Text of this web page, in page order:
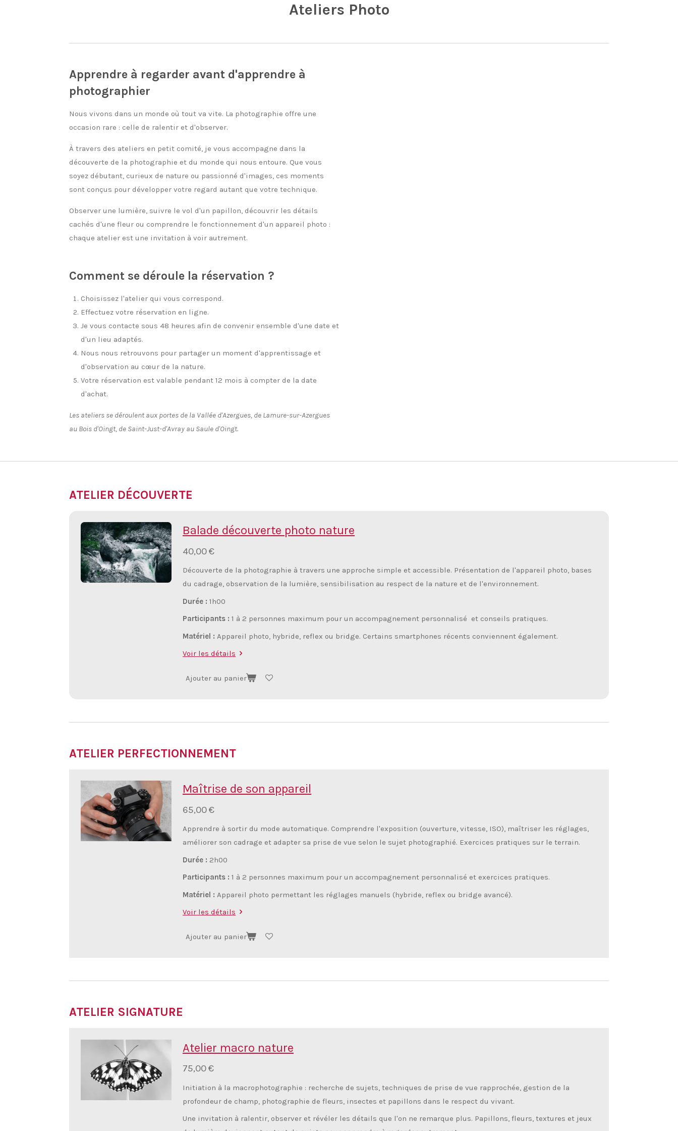
Ateliers Photo
Apprendre à regarder avant d'apprendre à
photographier
Nous vivons dans un monde où tout va vite. La photographie offre une
occasion rare : celle de ralentir et d'observer.
À travers des ateliers en petit comité, je vous accompagne dans la
découverte de la photographie et du monde qui nous entoure. Que vous
soyez débutant, curieux de nature ou passionné d'images, ces moments
sont conçus pour développer votre regard autant que votre technique.
Observer une lumière, suivre le vol d'un papillon, découvrir les détails
cachés d'une fleur ou comprendre le fonctionnement d'un appareil photo :
chaque atelier est une invitation à voir autrement.
Comment se déroule la réservation ?
Choisissez l'atelier qui vous correspond.
Effectuez votre réservation en ligne.
Je vous contacte sous 48 heures afin de convenir ensemble d'une date et
d'un lieu adaptés.
Nous nous retrouvons pour partager un moment d'apprentissage et
d'observation au cœur de la nature.
Votre réservation est valable pendant 12 mois à compter de la date
d'achat.
Les ateliers se déroulent aux portes de la Vallée d'Azergues, de Lamure-sur-Azergues
au Bois d'Oingt, de Saint-Just-d'Avray au Saule d'Oingt.
ATELIER DÉCOUVERTE
Balade découverte photo nature
40,00 €
Découverte de la photographie à travers une approche simple et accessible. Présentation de l'appareil photo, bases
du cadrage, observation de la lumière, sensibilisation au respect de la nature et de l'environnement.
Durée : 1h00
Participants : 1 à 2 personnes maximum pour un accompagnement personnalisé et conseils pratiques.
Matériel : Appareil photo, hybride, reflex ou bridge. Certains smartphones récents conviennent également.
Voir les détails
Ajouter au panier
ATELIER PERFECTIONNEMENT
Maîtrise de son appareil
65,00 €
Apprendre à sortir du mode automatique. Comprendre l'exposition (ouverture, vitesse, ISO), maîtriser les réglages,
améliorer son cadrage et adapter sa prise de vue selon le sujet photographié. Exercices pratiques sur le terrain.
Durée : 2h00
Participants : 1 à 2 personnes maximum pour un accompagnement personnalisé et exercices pratiques.
Matériel : Appareil photo permettant les réglages manuels (hybride, reflex ou bridge avancé).
Voir les détails
Ajouter au panier
ATELIER SIGNATURE
Atelier macro nature
75,00 €
Initiation à la macrophotographie : recherche de sujets, techniques de prise de vue rapprochée, gestion de la
profondeur de champ, photographie de fleurs, insectes et papillons dans le respect du vivant.
Une invitation à ralentir, observer et révéler les détails que l'on ne remarque plus. Papillons, fleurs, textures et jeux